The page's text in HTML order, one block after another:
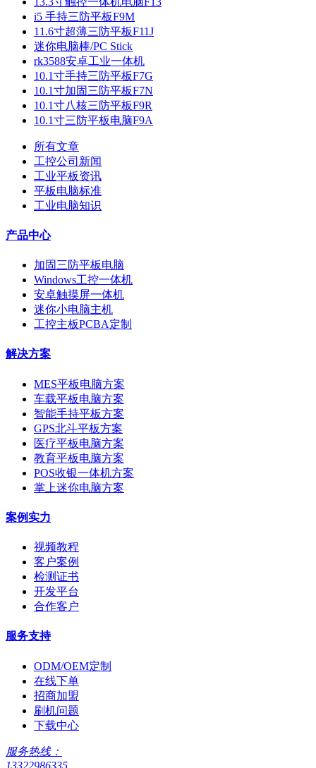
i5 手持三防平板F9M
11.6寸超薄三防平板F11J
迷你电脑棒/PC Stick
rk3588安卓工业一体机
10.1寸手持三防平板F7G
10.1寸加固三防平板F7N
10.1寸八核三防平板F9R
10.1寸三防平板电脑F9A
所有文章
工控公司新闻
工业平板资讯
平板电脑标准
工业电脑知识
产品中心
加固三防平板电脑
Windows工控一体机
安卓触摸屏一体机
迷你小电脑主机
工控主板PCBA定制
解决方案
MES平板电脑方案
车载平板电脑方案
智能手持平板方案
GPS北斗平板方案
医疗平板电脑方案
教育平板电脑方案
POS收银一体机方案
掌上迷你电脑方案
案例实力
视频教程
客户案例
检测证书
开发平台
合作客户
服务支持
ODM/OEM定制
在线下单
招商加盟
刷机问题
下载中心
服务热线：
13322986335